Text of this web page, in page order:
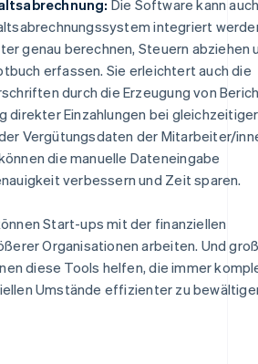
Die Software kann
integriert
genau berechnen, Steuern abziehen
erfassen. Sie erleichtert auch die
durch die Erzeugung von
direkter Einzahlungen bei gleichzeitiger
Vergütungsdaten der Mitarbeiter/
die manuelle Dateneingabe
verbessern und Zeit sparen.
Start-ups mit der finanziellen
Organisationen arbeiten. Und
diese Tools helfen, die immer
Umstände effizienter zu